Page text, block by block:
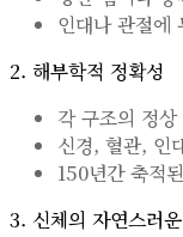
인대나 관절에
2. 해부학적 정확성
각 구조의 정
신경, 혈관, 인
150년간 축적
3. 신체의 자연스러